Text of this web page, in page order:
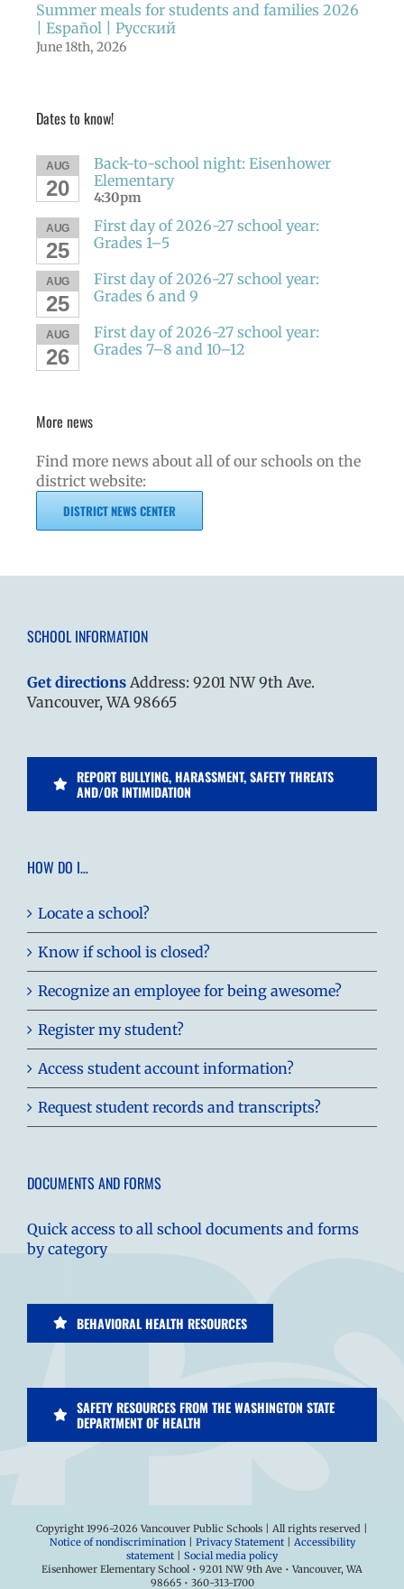
Summer meals for students and families 2026
| Español | Русский
June 18th, 2026
Dates to know!
AUG
20
Back-to-school night: Eisenhower
Elementary
4:30pm
AUG
25
First day of 2026-27 school year:
Grades 1–5
AUG
25
First day of 2026-27 school year:
Grades 6 and 9
AUG
26
First day of 2026-27 school year:
Grades 7–8 and 10–12
More news
Find more news about all of our schools on the
district website:
DISTRICT NEWS CENTER
SCHOOL INFORMATION
Get directions Address: 9201 NW 9th Ave.
Vancouver, WA 98665
REPORT BULLYING, HARASSMENT, SAFETY THREATS
AND/OR INTIMIDATION
HOW DO I…
Locate a school?
Know if school is closed?
Recognize an employee for being awesome?
Register my student?
Access student account information?
Request student records and transcripts?
DOCUMENTS AND FORMS
Quick access to all school documents and forms
by category
BEHAVIORAL HEALTH RESOURCES
SAFETY RESOURCES FROM THE WASHINGTON STATE
DEPARTMENT OF HEALTH
Copyright 1996-2026 Vancouver Public Schools | All rights reserved |
Notice of nondiscrimination| Privacy Statement| Accessibility
statement | Social media policy
Eisenhower Elementary School • 9201 NW 9th Ave • Vancouver, WA
98665 • 360-313-1700